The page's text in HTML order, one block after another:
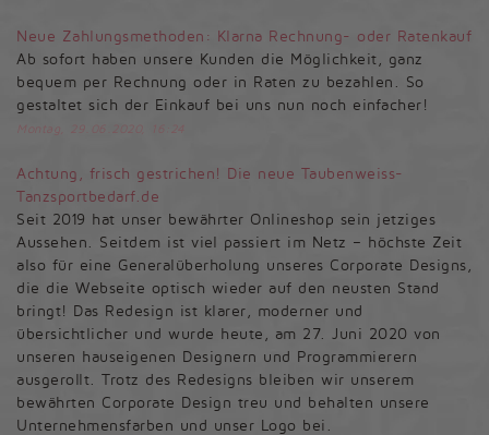
Neue Zahlungsmethoden: Klarna Rechnung- oder Ratenkauf
Ab sofort haben unsere Kunden die Möglichkeit, ganz
bequem per Rechnung oder in Raten zu bezahlen. So
gestaltet sich der Einkauf bei uns nun noch einfacher!
Montag, 29.06.2020, 16:24
Achtung, frisch gestrichen! Die neue Taubenweiss-
Tanzsportbedarf.de
Seit 2019 hat unser bewährter Onlineshop sein jetziges
Aussehen. Seitdem ist viel passiert im Netz – höchste Zeit
also für eine Generalüberholung unseres Corporate Designs,
die die Webseite optisch wieder auf den neusten Stand
bringt! Das Redesign ist klarer, moderner und
übersichtlicher und wurde heute, am 27. Juni 2020 von
unseren hauseigenen Designern und Programmierern
ausgerollt. Trotz des Redesigns bleiben wir unserem
bewährten Corporate Design treu und behalten unsere
Unternehmensfarben und unser Logo bei.